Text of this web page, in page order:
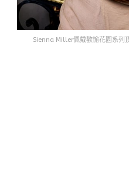
Sienna Miller佩戴歡愉花園系列